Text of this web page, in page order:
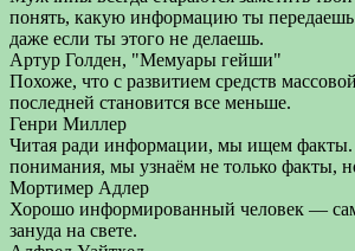
понять, какую информацию ты
даже если ты этого не делаешь.
Артур Голден, "Мемуары гейши"
Похоже, что с развитием средств
последней становится все меньше.
Генри Миллер
Читая ради информации, мы ищем факты.
понимания, мы узнаём не только факты,
Мортимер Адлер
Хорошо информированный человек —
зануда на свете.